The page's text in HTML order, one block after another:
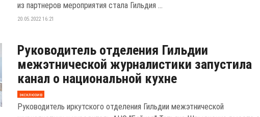
из партнеров мероприятия стала Гильдия ...
20.05.2022 16:21
Руководитель отделения Гильдии
межэтнической журналистики запустила
канал о национальной кухне
эксклюзив
Руководитель иркутского отделения Гильдии межэтнической